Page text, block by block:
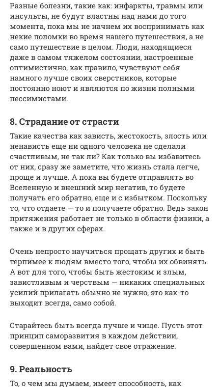
Разные болезни, такие как: инфаркты, травмы или
инсульты, не будут властны над нами до того
момента, пока мы не начнем их воспринимать как
некие поломки во время нашего путешествия, а не
само путешествие в целом. Люди, находящиеся
даже в самом тяжелом состоянии, настроенные
оптимистично, как правило, чувствуют себя
намного лучше своих сверстников, которые
постоянно ноют и являются по жизни полными
пессимистами.
8. Страдание от страсти
Такие качества как зависть, жестокость, злость или
ненависть еще ни одного человека не сделали
счастливым, не так ли? Как только вы избавитесь
от них, сразу же заметите, что жизнь стала легче,
проще и лучше. А пока вы будете отправлять во
Вселенную и внешний мир негатив, то будете
получать его обратно, еще и с избытком. Поскольку
то, что отдаете — то и получаете обратно. Ведь закон
притяжения работает не только в области физики, а
также и в других сферах.
Очень непросто научиться прощать других и быть
терпимее к людям вместо того, чтобы их обвинять.
А вот для того, чтобы быть жестоким и злым,
завистливым и черствым — никаких специальных
усилий прилагать обычно не нужно, это как-то
выходит всегда, само собой.
Старайтесь быть всегда лучше и чище. Пусть этот
принцип саморазвития в каждом действии,
совершенном вами, найдет свое отражение.
9. Реальность
То, о чем мы думаем, имеет способность, как